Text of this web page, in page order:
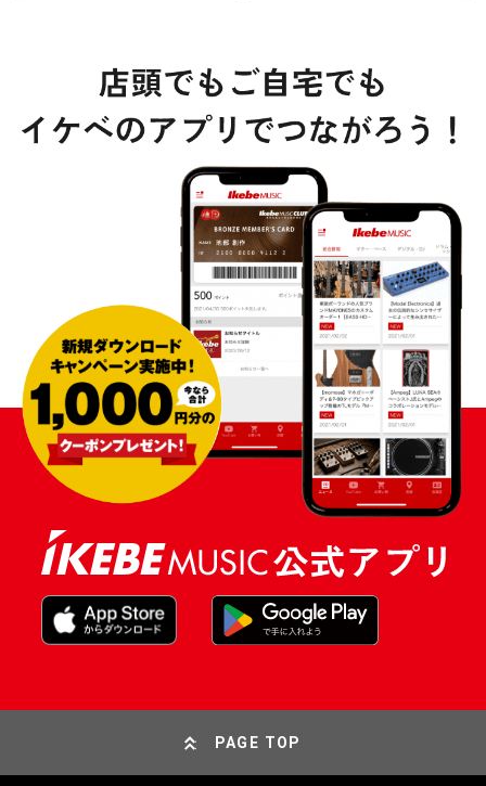
PAGE TOP